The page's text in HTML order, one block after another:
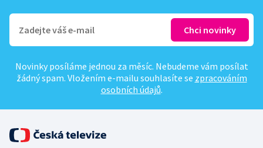
Novinky posíláme jednou za měsíc. Nebudeme vám posílat
žádný spam. Vložením e-mailu souhlasíte se zpracováním
osobních údajů.